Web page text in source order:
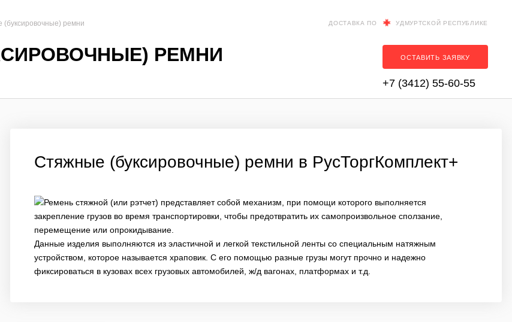
(буксировочные) ремни ДОСТАВКА ПО УДМУРТСКОЙ РЕСПУБЛИКЕ
РЕМНИ ОСТАВИТЬ ЗАЯВКУ
+7 (3412) 55-60-55
Стяжные (буксировочные) ремни в РусТоргКомплект+
Ремень стяжной (или рэтчет) представляет собой механизм, при помощи которого выполняется
закрепление грузов во время транспортировки, чтобы предотвратить их самопроизвольное сползание,
перемещение или опрокидывание.
Данные изделия выполняются из эластичной и легкой текстильной ленты со специальным натяжным
устройством, которое называется храповик. С его помощью разные грузы могут прочно и надежно
фиксироваться в кузовах всех грузовых автомобилей, ж/д вагонах, платформах и т.д.